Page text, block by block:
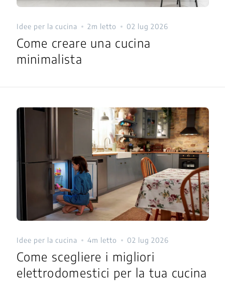
Idee per la cucina 2m letto 02 lug 2026
Come creare una cucina
minimalista
Idee per la cucina 4m letto 02 lug 2026
Come scegliere i migliori
elettrodomestici per la tua cucina